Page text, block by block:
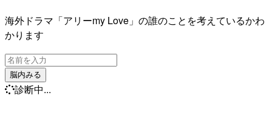
海外ドラマ「アリーmy Love」の誰のことを考えているかわ
かります
脳内みる
診断中...